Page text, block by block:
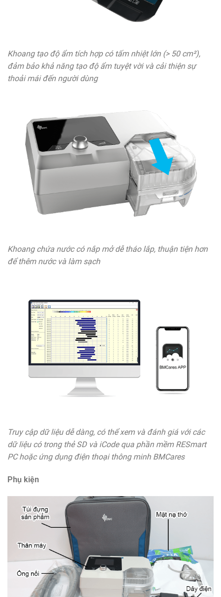
Khoang tạo độ ẩm tích hợp có tấm nhiệt lớn (> 50 cm²),
đảm bảo khả năng tạo độ ẩm tuyệt vời và cải thiện sự
thoải mái đến người dùng
Khoang chứa nước có nắp mở dễ tháo lắp, thuận tiện hơn
để thêm nước và làm sạch
Truy cập dữ liệu dễ dàng, có thể xem và đánh giá với các
dữ liệu có trong thẻ SD và iCode qua phần mềm RESmart
PC hoặc ứng dụng điện thoại thông minh BMCares
Phụ kiện